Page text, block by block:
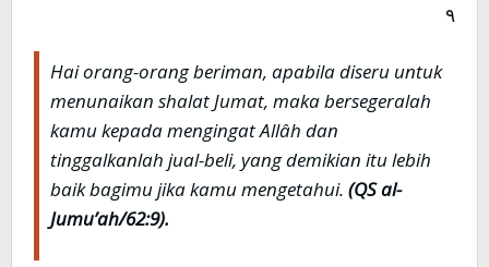
٩
Hai orang-orang beriman, apabila diseru untuk
menunaikan shalat Jumat, maka bersegeralah
kamu kepada mengingat Allâh dan
tinggalkanlah jual-beli, yang demikian itu lebih
baik bagimu jika kamu mengetahui. (QS al-
Jumu’ah/62:9).